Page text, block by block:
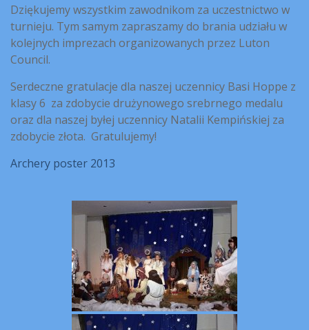
Dziękujemy wszystkim zawodnikom za uczestnictwo w
turnieju. Tym samym zapraszamy do brania udziału w
kolejnych imprezach organizowanych przez Luton
Council.
Serdeczne gratulacje dla naszej uczennicy Basi Hoppe z
klasy 6 za zdobycie drużynowego srebrnego medalu
oraz dla naszej byłej uczennicy Natalii Kempińskiej za
zdobycie złota. Gratulujemy!
Archery poster 2013